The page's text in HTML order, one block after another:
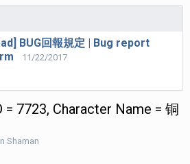
BUG回報規定 | Bug report
11/22/2017
= 7723, Character Name = 铜
Shaman